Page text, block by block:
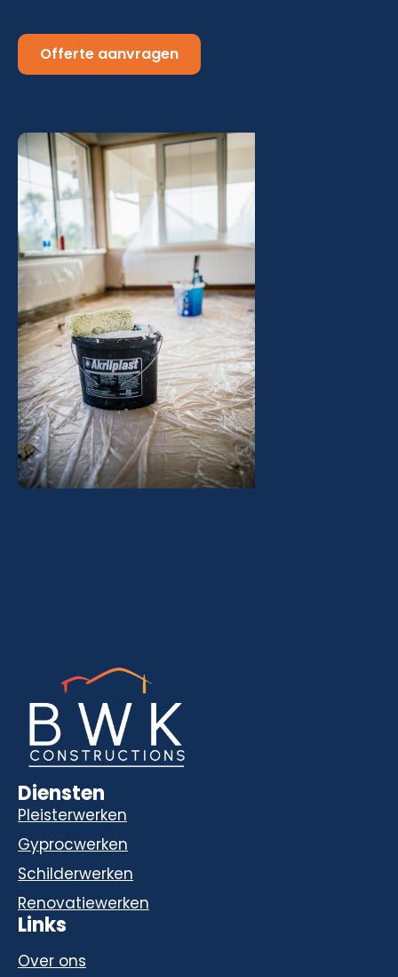
Offerte aanvragen
Diensten
Pleisterwerken
Gyprocwerken
Schilderwerken
Renovatiewerken
Links
Over ons